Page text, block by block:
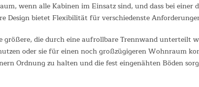
wenn alle Kabinen im Einsatz sind, und dass bei einer
bietet Flexibilität für verschiedenste
größere, die durch eine aufrollbare Trennwand unterteilt
oder sie für einen noch großzügigeren Wohnraum
Ordnung zu halten und die fest eingenähten Böden